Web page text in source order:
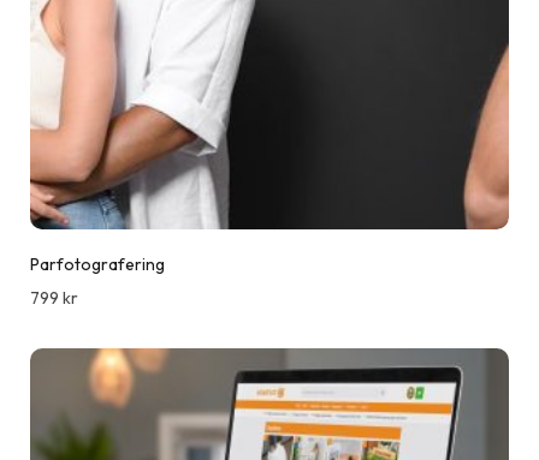
Parfotografering
799 kr